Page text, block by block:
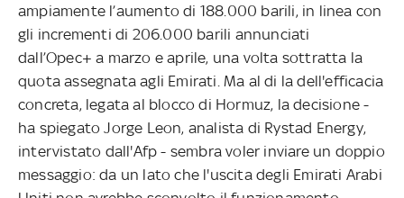
ampiamente l’aumento di 188.000 barili, in linea con
gli incrementi di 206.000 barili annunciati
dall’Opec+ a marzo e aprile, una volta sottratta la
quota assegnata agli Emirati. Ma al di la dell'efficacia
concreta, legata al blocco di Hormuz, la decisione -
ha spiegato Jorge Leon, analista di Rystad Energy,
intervistato dall'Afp - sembra voler inviare un doppio
messaggio: da un lato che l'uscita degli Emirati Arabi